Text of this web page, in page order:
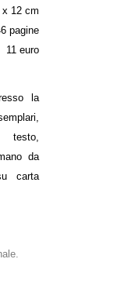
x 12 cm
pagine
11 euro
la
testo,
da
carta